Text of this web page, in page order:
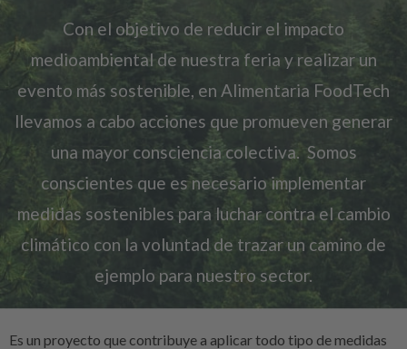
Con el objetivo de reducir el impacto
medioambiental de nuestra feria y realizar un
evento más sostenible, en Alimentaria FoodTech
llevamos a cabo acciones que promueven generar
una mayor consciencia colectiva. Somos
conscientes que es necesario implementar
medidas sostenibles para luchar contra el cambio
climático con la voluntad de trazar un camino de
ejemplo para nuestro sector.
Es un proyecto que contribuye a aplicar todo tipo de medidas